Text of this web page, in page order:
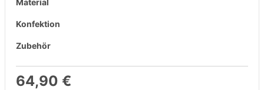
Material
Konfektion
Zubehör
64,90 €